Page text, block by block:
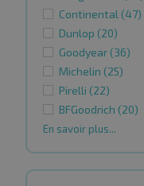
Continental (47)
Dunlop (20)
Goodyear (36)
Michelin (25)
Pirelli (22)
BFGoodrich (20)
En savoir plus...